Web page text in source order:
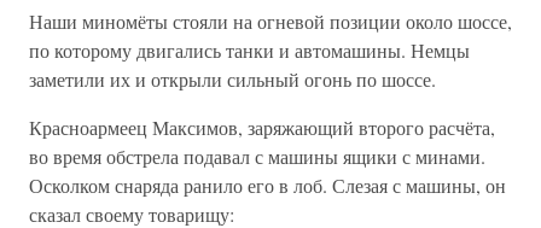
Наши миномёты стояли на огневой позиции около шоссе,
по которому двигались танки и автомашины. Немцы
заметили их и открыли сильный огонь по шоссе.
Красноармеец Максимов, заряжающий второго расчёта,
во время обстрела подавал с машины ящики с минами.
Осколком снаряда ранило его в лоб. Слезая с машины, он
сказал своему товарищу: